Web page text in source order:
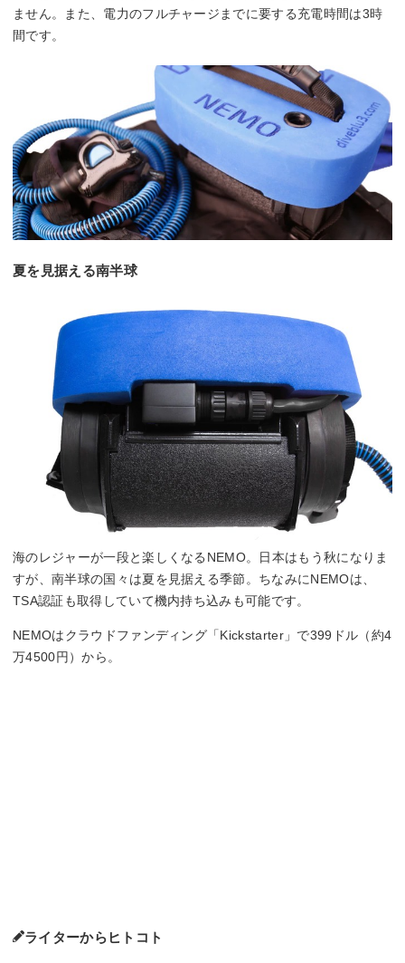
ません。また、電力のフルチャージまでに要する充電時間は3時
間です。
夏を見据える南半球
海のレジャーが一段と楽しくなるNEMO。日本はもう秋になりま
すが、南半球の国々は夏を見据える季節。ちなみにNEMOは、
TSA認証も取得していて機内持ち込みも可能です。
NEMOはクラウドファンディング「Kickstarter」で399ドル（約4
万4500円）から。
ライターからヒトコト